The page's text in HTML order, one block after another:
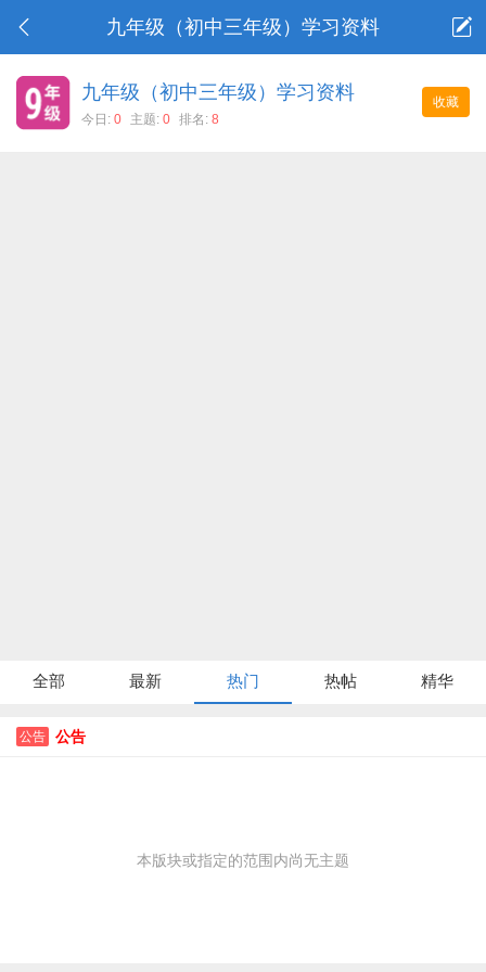
九年级（初中三年级）学习资料
收藏
九年级（初中三年级）学习资料
今日: 0 主题: 0 排名: 8
全部 最新 热门 热帖 精华
公告 公告
本版块或指定的范围内尚无主题